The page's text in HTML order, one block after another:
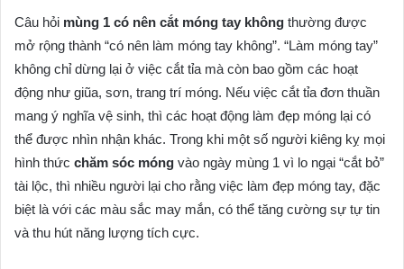
Câu hỏi mùng 1 có nên cắt móng tay không thường được
mở rộng thành “có nên làm móng tay không”. “Làm móng tay”
không chỉ dừng lại ở việc cắt tỉa mà còn bao gồm các hoạt
động như giũa, sơn, trang trí móng. Nếu việc cắt tỉa đơn thuần
mang ý nghĩa vệ sinh, thì các hoạt động làm đẹp móng lại có
thể được nhìn nhận khác. Trong khi một số người kiêng kỵ mọi
hình thức chăm sóc móng vào ngày mùng 1 vì lo ngại “cắt bỏ”
tài lộc, thì nhiều người lại cho rằng việc làm đẹp móng tay, đặc
biệt là với các màu sắc may mắn, có thể tăng cường sự tự tin
và thu hút năng lượng tích cực.